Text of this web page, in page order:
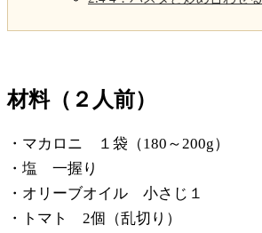
材料（２人前）
・マカロニ １袋（180～200g）
・塩 一握り
・オリーブオイル 小さじ１
・トマト 2個（乱切り）